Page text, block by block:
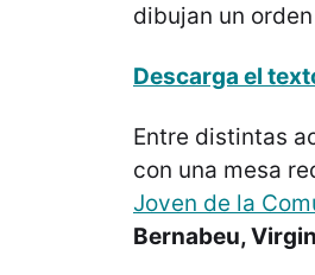
dibujan un
Descarga el
Entre distintas
con una mesa
Joven de la
Bernabeu,